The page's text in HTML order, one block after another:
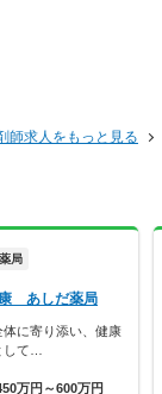
師求人をもっと見る
局
あしだ薬局
に寄り添い、健康
して…
万円～600万円